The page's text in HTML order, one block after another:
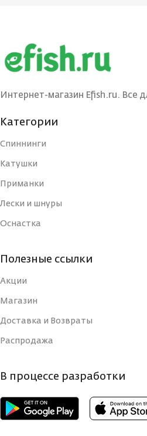
Интернет-магазин Efish.ru. Все
Категории
Спиннинги
Катушки
Приманки
Лески и шнуры
Оснастка
Полезные ссылки
Акции
Магазин
Доставка и Возвраты
Распродажа
В процессе разработки